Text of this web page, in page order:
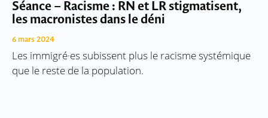
Séance – Racisme : RN et LR stigmatisent,
les macronistes dans le déni
6 mars 2024
Les immigré·es subissent plus le racisme systémique
que le reste de la population.